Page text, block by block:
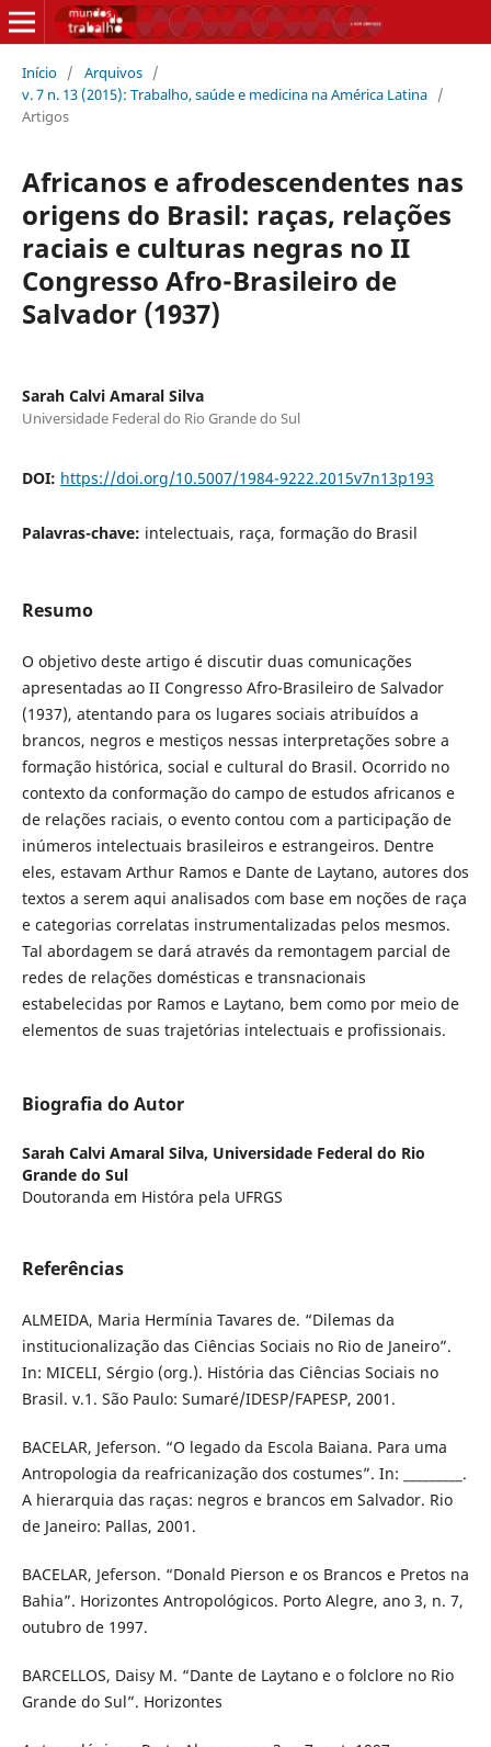
Início / Arquivos /
v. 7 n. 13 (2015): Trabalho, saúde e medicina na América Latina /
Artigos
Africanos e afrodescendentes nas
origens do Brasil: raças, relações
raciais e culturas negras no II
Congresso Afro-Brasileiro de
Salvador (1937)
Sarah Calvi Amaral Silva
Universidade Federal do Rio Grande do Sul
DOI: https://doi.org/10.5007/1984-9222.2015v7n13p193
Palavras-chave: intelectuais, raça, formação do Brasil
Resumo
O objetivo deste artigo é discutir duas comunicações
apresentadas ao II Congresso Afro-Brasileiro de Salvador
(1937), atentando para os lugares sociais atribuídos a
brancos, negros e mestiços nessas interpretações sobre a
formação histórica, social e cultural do Brasil. Ocorrido no
contexto da conformação do campo de estudos africanos e
de relações raciais, o evento contou com a participação de
inúmeros intelectuais brasileiros e estrangeiros. Dentre
eles, estavam Arthur Ramos e Dante de Laytano, autores dos
textos a serem aqui analisados com base em noções de raça
e categorias correlatas instrumentalizadas pelos mesmos.
Tal abordagem se dará através da remontagem parcial de
redes de relações domésticas e transnacionais
estabelecidas por Ramos e Laytano, bem como por meio de
elementos de suas trajetórias intelectuais e profissionais.
Biografia do Autor
Sarah Calvi Amaral Silva, Universidade Federal do Rio
Grande do Sul
Doutoranda em Históra pela UFRGS
Referências
ALMEIDA, Maria Hermínia Tavares de. “Dilemas da
institucionalização das Ciências Sociais no Rio de Janeiro”.
In: MICELI, Sérgio (org.). História das Ciências Sociais no
Brasil. v.1. São Paulo: Sumaré/IDESP/FAPESP, 2001.
BACELAR, Jeferson. “O legado da Escola Baiana. Para uma
Antropologia da reafricanização dos costumes”. In: _________.
A hierarquia das raças: negros e brancos em Salvador. Rio
de Janeiro: Pallas, 2001.
BACELAR, Jeferson. “Donald Pierson e os Brancos e Pretos na
Bahia”. Horizontes Antropológicos. Porto Alegre, ano 3, n. 7,
outubro de 1997.
BARCELLOS, Daisy M. “Dante de Laytano e o folclore no Rio
Grande do Sul”. Horizontes